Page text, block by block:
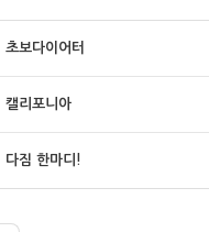
초보다이어터
캘리포니아
다짐 한마디!